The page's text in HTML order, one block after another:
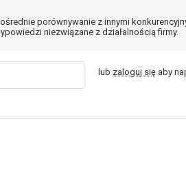
porównywanie z innymi
niezwiązane z działalnością firmy.
lub zaloguj się aby